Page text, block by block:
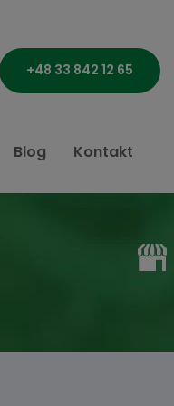
+48 33 842 12 65
Blog Kontakt